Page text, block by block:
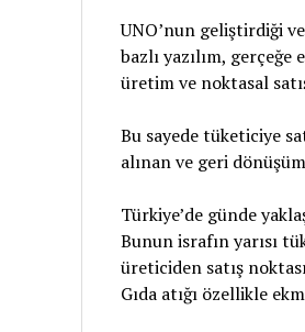
UNO’nun geliştirdiği
bazlı yazılım,
üretim ve noktasal
Bu sayede tüketiciye
alınan ve geri
Türkiye’de günde
Bunun israfın yarısı
üreticiden satış
Gıda atığı özellikle